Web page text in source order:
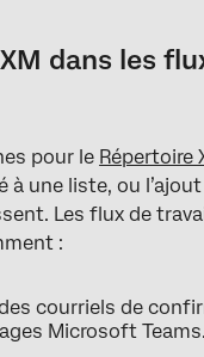
dans les
pour le Répertoire
une liste, ou
Les flux de
:
courriels de
Microsoft Teams.